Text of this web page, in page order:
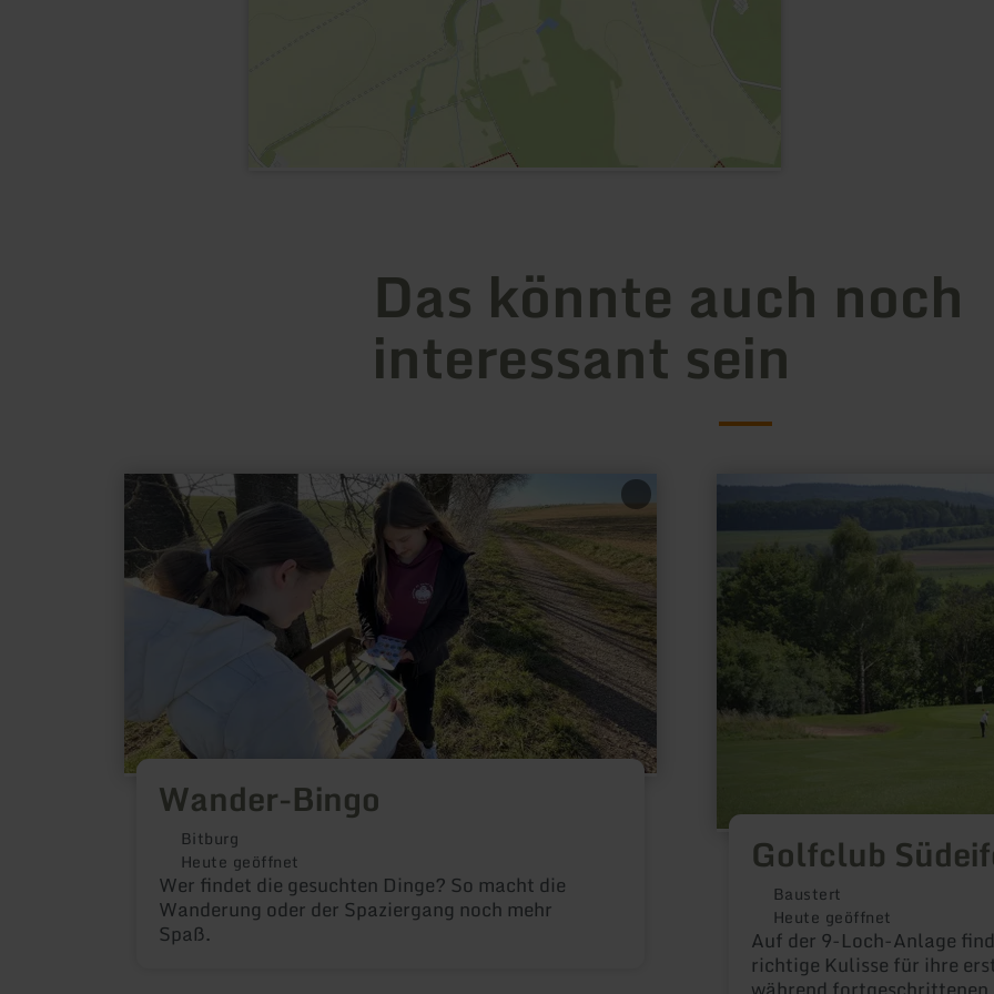
Das könnte auch noch
interessant sein
Wander-Bingo
Bitburg
Heute geöffnet
Wer findet die gesuchten Dinge? So macht die
Wanderung oder der Spaziergang noch mehr
Spaß.
mehr
erfahren
Bingo
Golfclub
Baustert
Heute geöffnet
Auf der 9-Loch-Anlage
richtige Kulisse für ihre
Golfclub